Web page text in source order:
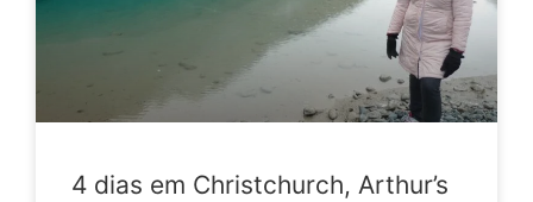
4 dias em Christchurch, Arthur’s